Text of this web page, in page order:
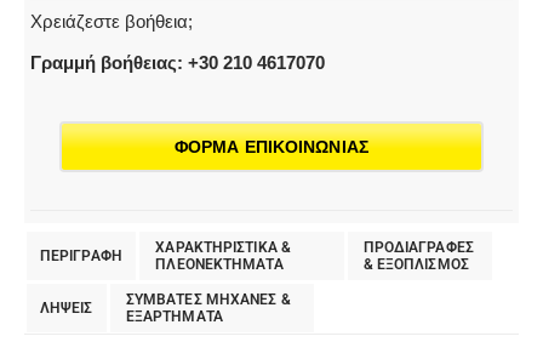
ποσότητα
Χρειάζεστε βοήθεια;
Γραμμή βοήθειας: +30 210 4617070
ΦΟΡΜΑ ΕΠΙΚΟΙΝΩΝΙΑΣ
ΠΕΡΙΓΡΑΦΗ
ΧΑΡΑΚΤΗΡΙΣΤΙΚΑ &
ΠΛΕΟΝΕΚΤΗΜΑΤΑ
ΠΡΟΔΙΑΓΡΑΦΕΣ
& EΞΟΠΛΙΣΜΟΣ
ΛΗΨΕΙΣ
ΣΥΜΒΑΤΕΣ ΜΗΧΑΝΕΣ &
ΕΞΑΡΤΗΜΑΤΑ